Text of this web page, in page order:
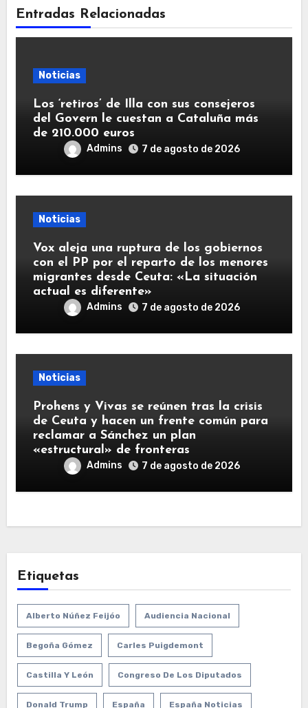
Entradas Relacionadas
Noticias
Los ‘retiros’ de Illa con sus consejeros
del Govern le cuestan a Cataluña más
de 210.000 euros
Admins 7 de agosto de 2026
Noticias
Vox aleja una ruptura de los gobiernos
con el PP por el reparto de los menores
migrantes desde Ceuta: «La situación
actual es diferente»
Admins 7 de agosto de 2026
Noticias
Prohens y Vivas se reúnen tras la crisis
de Ceuta y hacen un frente común para
reclamar a Sánchez un plan
«estructural» de fronteras
Admins 7 de agosto de 2026
Etiquetas
Alberto Núñez Feijóo Audiencia Nacional
Begoña Gómez Carles Puigdemont
Castilla Y León Congreso De Los Diputados
Donald Trump España España Noticias